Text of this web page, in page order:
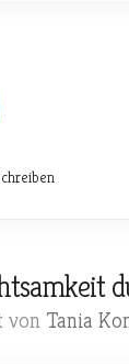
von Tania